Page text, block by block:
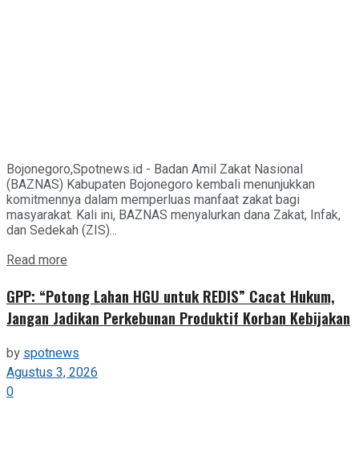
Bojonegoro,Spotnews.id - Badan Amil Zakat Nasional
(BAZNAS) Kabupaten Bojonegoro kembali menunjukkan
komitmennya dalam memperluas manfaat zakat bagi
masyarakat. Kali ini, BAZNAS menyalurkan dana Zakat, Infak,
dan Sedekah (ZIS)...
Read more
GPP: “Potong Lahan HGU untuk REDIS” Cacat Hukum,
Jangan Jadikan Perkebunan Produktif Korban Kebijakan
byspotnews
Agustus 3, 2026
0